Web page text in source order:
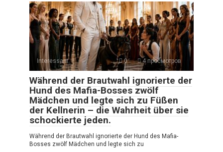
Interessant 0 4 просмотров
Während der Brautwahl ignorierte der
Hund des Mafia-Bosses zwölf
Mädchen und legte sich zu Füßen
der Kellnerin – die Wahrheit über sie
schockierte jeden.
Während der Brautwahl ignorierte der Hund des Mafia-
Bosses zwölf Mädchen und legte sich zu